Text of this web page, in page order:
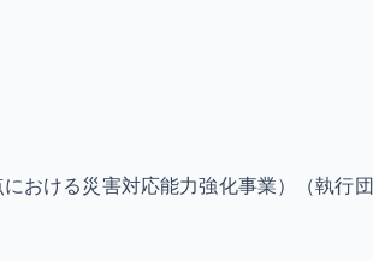
ける災害対応能力強化事業）（執行団